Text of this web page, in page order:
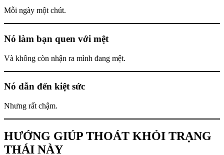
Mỗi ngày một chút.
Nó làm bạn quen với mệt
Và không còn nhận ra mình đang mệt.
Nó dẫn đến kiệt sức
Nhưng rất chậm.
HƯỚNG GIÚP THOÁT KHỎI TRẠNG
THÁI NÀY